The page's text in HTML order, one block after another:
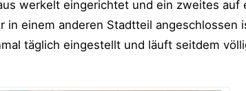
werkelt eingerichtet und ein zweites auf
in einem anderen Stadtteil angeschlossen
täglich eingestellt und läuft seitdem